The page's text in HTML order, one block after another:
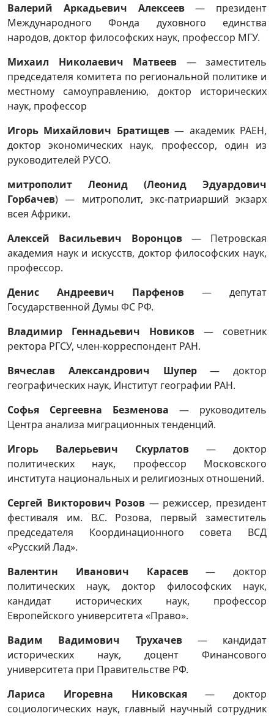
Валерий Аркадьевич Алексеев— президент
Международного Фонда духовного единства
народов, доктор философских наук, профессор МГУ.
Михаил Николаевич Матвеев — заместитель
председателя комитета по региональной политике и
местному самоуправлению, доктор исторических
наук, профессор
Игорь Михайлович Братищев— академик РАЕН,
доктор экономических наук, профессор, один из
руководителей РУСО.
митрополит
Леонид (Леонид Эдуардович
Горбачев) — митрополит, экс-патриарший экзарх
всея Африки.
Алексей Васильевич Воронцов— Петровская
академия наук и искусств, доктор философских наук,
профессор.
Денис Андреевич Парфенов — депутат
Государственной Думы ФС РФ.
Владимир Геннадьевич Новиков — советник
ректора РГСУ, член-корреспондент РАН.
Вячеслав Александрович Шупер— доктор
географических наук, Институт географии РАН.
Софья Сергеевна Безменова — руководитель
Центра анализа миграционных тенденций.
Игорь Валерьевич Скурлатов — доктор
политических наук, профессор Московского
института национальных и религиозных отношений.
Сергей Викторович Розов — режиссер, президент
фестиваля им. В.С. Розова, первый заместитель
председателя Координационного совета ВСД
«Русский Лад».
Валентин Иванович Карасев— доктор
политических наук, доктор философских наук,
кандидат исторических наук, профессор
Европейского университета «Право».
Вадим Вадимович Трухачев— кандидат
исторических наук, доцент Финансового
университета при Правительстве РФ.
Лариса Игоревна Никовская— доктор
социологических наук, главный научный сотрудник